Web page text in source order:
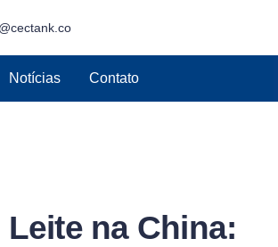
Notícias Contato
na China: